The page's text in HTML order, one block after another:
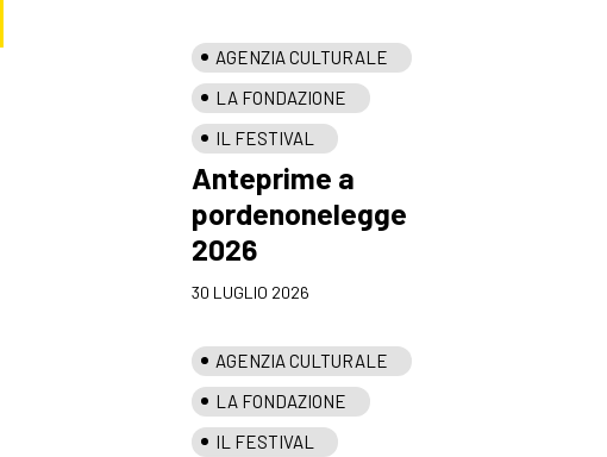
AGENZIA CULTURALE
LA FONDAZIONE
IL FESTIVAL
Anteprime a
pordenonelegge
2026
30 LUGLIO 2026
AGENZIA CULTURALE
LA FONDAZIONE
IL FESTIVAL